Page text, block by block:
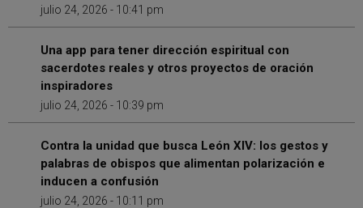
julio 24, 2026 - 10:41 pm
Una app para tener dirección espiritual con
sacerdotes reales y otros proyectos de oración
inspiradores
julio 24, 2026 - 10:39 pm
Contra la unidad que busca León XIV: los gestos y
palabras de obispos que alimentan polarización e
inducen a confusión
julio 24, 2026 - 10:11 pm